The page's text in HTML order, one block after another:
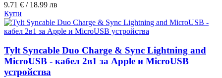
9.71 € / 18.99 лв
Купи
Tylt Syncable Duo Charge & Sync Lightning and
MicroUSB - кабел 2в1 за Apple и MicroUSB
устройства